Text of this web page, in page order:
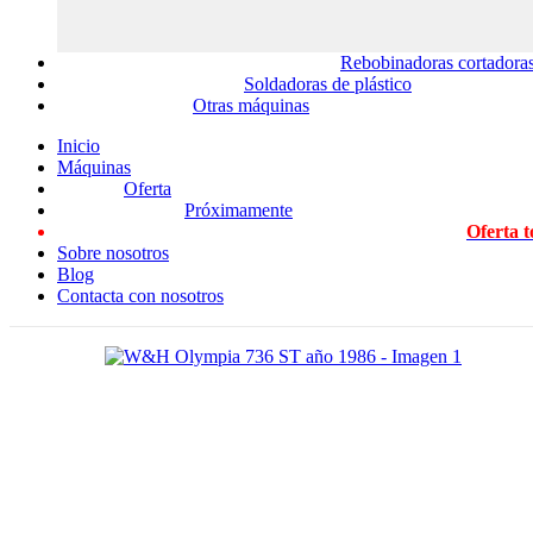
Rebobinadoras
Soldadoras de plástico
Otras máquinas
Inicio
Máquinas
Oferta
Próximamente
Oferta
Sobre nosotros
Blog
Contacta con nosotros